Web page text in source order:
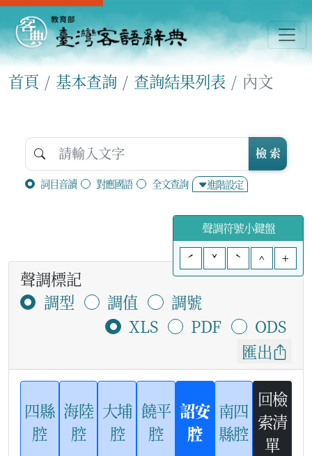
首頁 基本查詢 查詢結果列表 內文
詞目音讀 對應國語 全文查詢 進階設定
檢 索
聲調符號小鍵盤
ˊ
ˇ ˋ ^ +
聲調標記
調型
調值
調號
XLS
PDF
ODS
匯出
四縣
腔
海陸
腔
大埔
腔
饒平
腔
詔安
腔
南四
縣腔
回檢
索清
單